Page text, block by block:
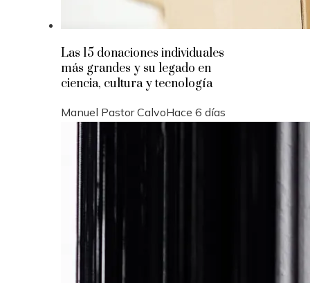
Las 15 donaciones individuales
más grandes y su legado en
ciencia, cultura y tecnología
Manuel Pastor CalvoHace 6 días